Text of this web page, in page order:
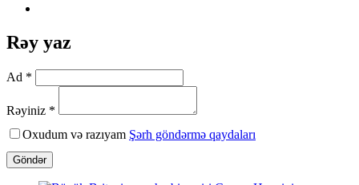
Rəy yaz
Ad *
Rəyiniz *
Oxudum və razıyam Şərh göndərmə qaydaları
Göndər